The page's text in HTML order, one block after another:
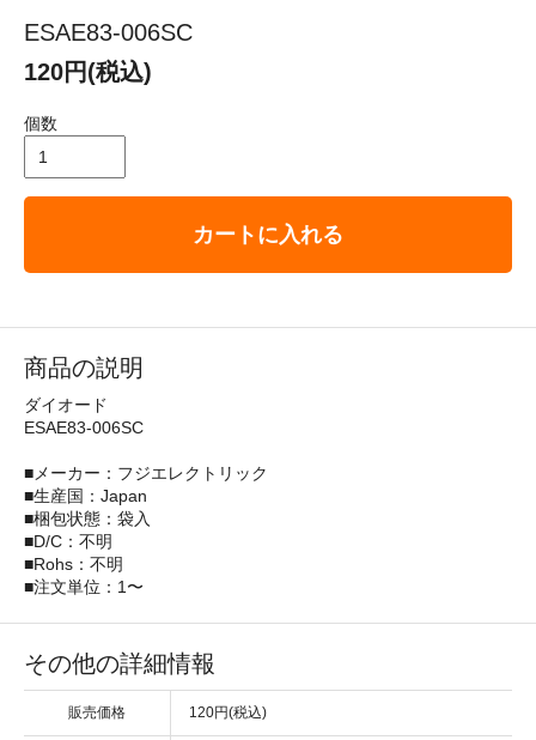
ESAE83-006SC
120円(税込)
個数
カートに入れる
商品の説明
ダイオード
ESAE83-006SC
■メーカー：フジエレクトリック
■生産国：Japan
■梱包状態：袋入
■D/C：不明
■Rohs：不明
■注文単位：1〜
その他の詳細情報
販売価格 120円(税込)